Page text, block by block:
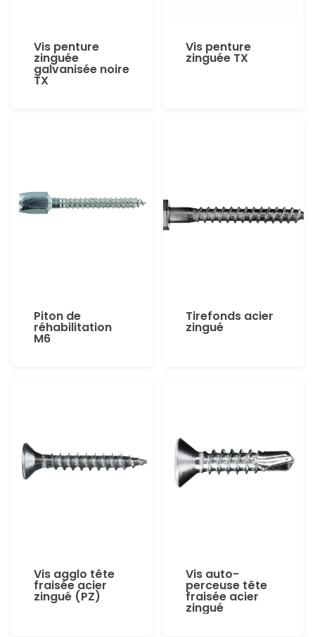
Vis penture
zinguée
galvanisée noire
TX
Vis penture
zinguée TX
Piton de
réhabilitation
M6
Tirefonds acier
zingué
Vis agglo tête
fraisée acier
zingué (PZ)
Vis auto-
perceuse tête
fraisée acier
zingué